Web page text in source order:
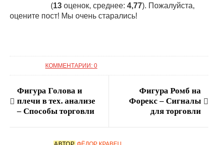
(13 оценок, среднее: 4,77). Пожалуйста,
оцените пост! Мы очень старались!
КОММЕНТАРИИ: 0
Фигура Голова и
плечи в тех. анализе
– Способы торговли
Фигура Ромб на
Форекс – Сигналы
для торговли